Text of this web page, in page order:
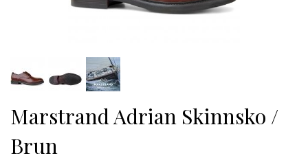
Marstrand Adrian Skinnsko /
Brun